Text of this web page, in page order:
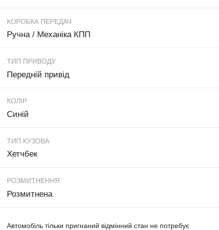
КОРОБКА ПЕРЕДАЧ
Ручна / Механіка КПП
ТИП ПРИВОДУ
Передній привід
КОЛІР
Синій
ТИП КУЗОВА
Хетчбек
РОЗМИТНЕННЯ
Розмитнена
Автомобіль тільки пригнаний відмінний стан не потребує